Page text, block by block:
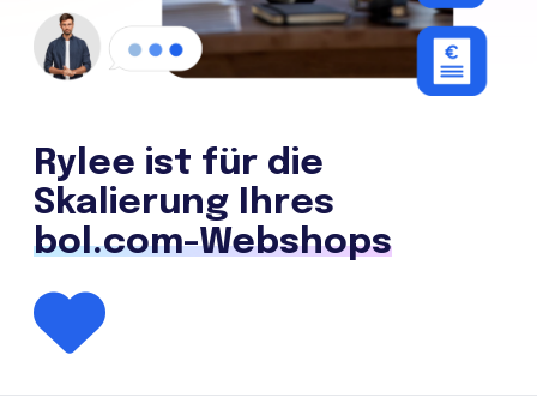
Rylee ist für die
Skalierung Ihres
bol.com-Webshops